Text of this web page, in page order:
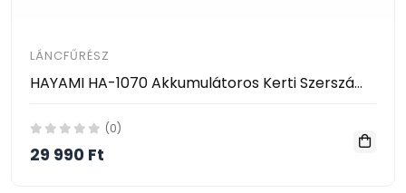
LÁNCFŰRÉSZ
HAYAMI HA-1070 Akkumulátoros Kerti Szerszám Szett – 3 az 1-ben, 68V, Vezeték Nélküli
(0)
29 990 Ft